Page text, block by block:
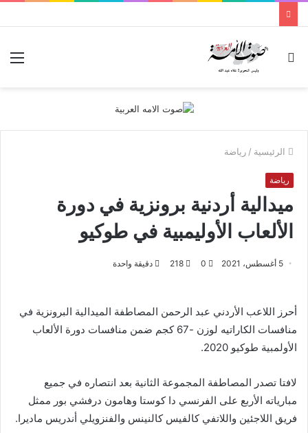
بحث
الرئيسية / رياضة
رياضة
ميدالية أردنية برونزية في دورة
الألعاب الأوليمبية في طوكيو
5 أغسطس، 2021 0
218 دقيقة واحدة
أحرز اللاعب الأردني عبد الرحمن المصاطفة الميدالية البرونزية في
منافسات الكاراتيه لوزن -67 كجم ضمن منافسات دورة الألعاب
الأولمبية طوكيو 2020.
لافتا تصدر المصاطفة المجموعة الثانية بعد انتصاره في جميع
مبارياته الأربع على الفرنسي دا كوستا وهامون درفشي بور ممثل
فريق اللاجئين واللاتفي كالفيس كالنينس والفنزويلي أندريس ماديرا.